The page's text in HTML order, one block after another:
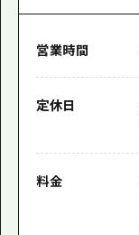
営業時間
定休日
料金